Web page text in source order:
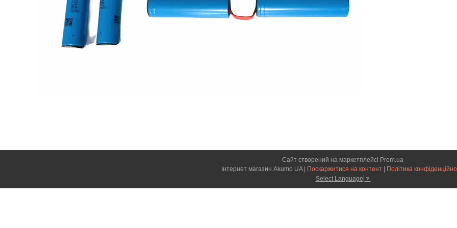
Сайт створений на маркетплейсі Prom.ua
Поскаржитися на контент
Політика
Select Language ▼